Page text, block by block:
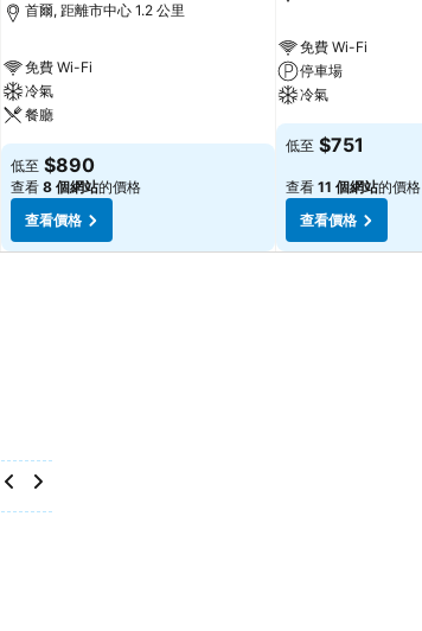
首爾, 距離市中心 1.2 公里
免費 Wi-Fi
冷氣
餐廳
低至 $890
查看 8 個網站的價格
查看價格
免費 Wi-Fi
停車場
冷氣
低至 $751
查看 11 個網站的價格
查看價格